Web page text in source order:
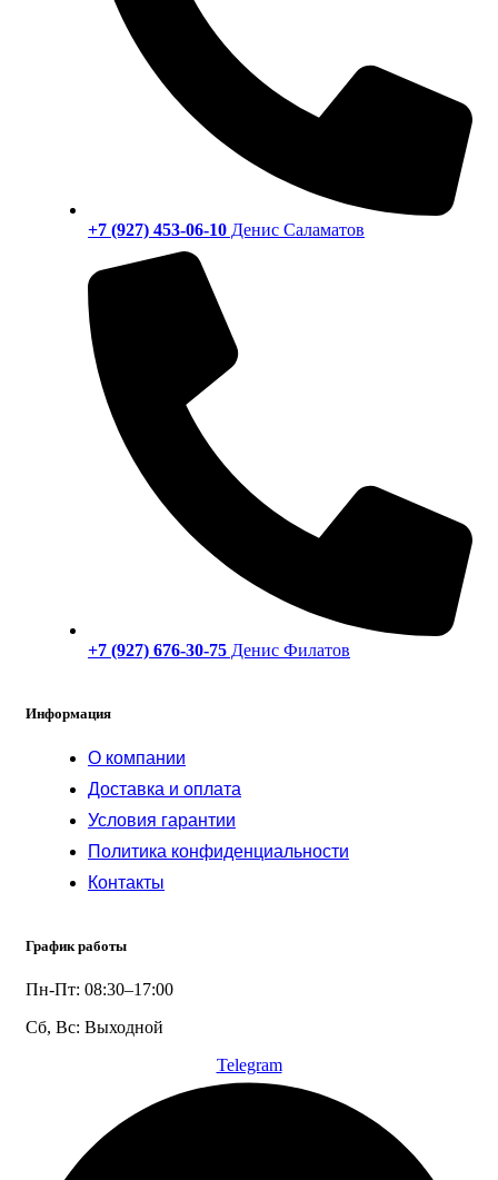
+7 (927) 453-06-10 Денис Саламатов
+7 (927) 676-30-75 Денис Филатов
Информация
О компании
Доставка и оплата
Условия гарантии
Политика конфиденциальности
Контакты
График работы
Пн-Пт: 08:30–17:00
Сб, Вс: Выходной
Telegram